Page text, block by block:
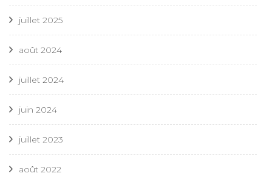
juillet 2025
août 2024
juillet 2024
juin 2024
juillet 2023
août 2022